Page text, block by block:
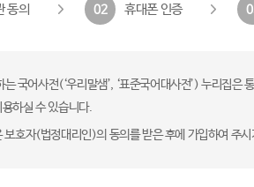
동의 02 휴대폰 인증
국어사전(‘우리말샘’, ‘표준국어대사전’) 누리집
하실 수 있습니다.
보호자(법정대리인)의 동의를 받은 후에 가입하여 주